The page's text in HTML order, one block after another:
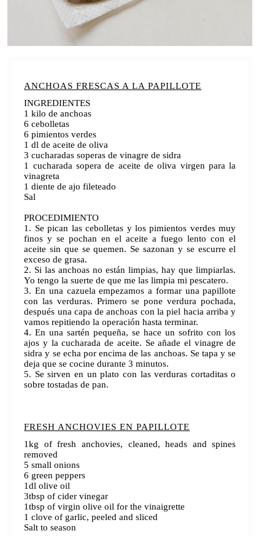
ANCHOAS FRESCAS A LA PAPILLOTE
INGREDIENTES
1 kilo de anchoas
6 cebolletas
6 pimientos verdes
1 dl de aceite de oliva
3 cucharadas soperas de vinagre de sidra
1 cucharada sopera de aceite de oliva virgen para la
vinagreta
1 diente de ajo fileteado
Sal
PROCEDIMIENTO
1. Se pican las cebolletas y los pimientos verdes muy
finos y se pochan en el aceite a fuego lento con el
aceite sin que se quemen. Se sazonan y se escurre el
exceso de grasa.
2. Si las anchoas no están limpias, hay que limpiarlas.
Yo tengo la suerte de que me las limpia mi pescatero.
3. En una cazuela empezamos a formar una papillote
con las verduras. Primero se pone verdura pochada,
después una capa de anchoas con la piel hacia arriba y
vamos repitiendo la operación hasta terminar.
4. En una sartén pequeña, se hace un sofrito con los
ajos y la cucharada de aceite. Se añade el vinagre de
sidra y se echa por encima de las anchoas. Se tapa y se
deja que se cocine durante 3 minutos.
5. Se sirven en un plato con las verduras cortaditas o
sobre tostadas de pan.
FRESH ANCHOVIES EN PAPILLOTE
1kg of fresh anchovies, cleaned, heads and spines
removed
5 small onions
6 green peppers
1dl olive oil
3tbsp of cider vinegar
1tbsp of virgin olive oil for the vinaigrette
1 clove of garlic, peeled and sliced
Salt to season